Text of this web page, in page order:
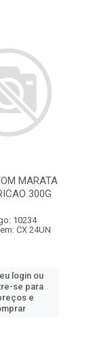
MARATA
300G
10234
CX 24UN
login ou
se para
e